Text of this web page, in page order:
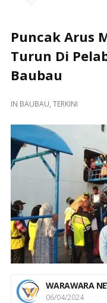
Puncak Arus
Turun Di
Baubau
IN BAUBAU, TERKINI
WARAWARA
06/04/2024